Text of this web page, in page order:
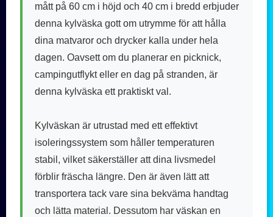
mått på 60 cm i höjd och 40 cm i bredd erbjuder
denna kylväska gott om utrymme för att hålla
dina matvaror och drycker kalla under hela
dagen. Oavsett om du planerar en picknick,
campingutflykt eller en dag på stranden, är
denna kylväska ett praktiskt val.
Kylväskan är utrustad med ett effektivt
isoleringssystem som håller temperaturen
stabil, vilket säkerställer att dina livsmedel
förblir fräscha längre. Den är även lätt att
transportera tack vare sina bekväma handtag
och lätta material. Dessutom har väskan en